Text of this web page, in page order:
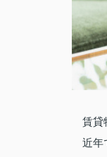
賃貸
近年